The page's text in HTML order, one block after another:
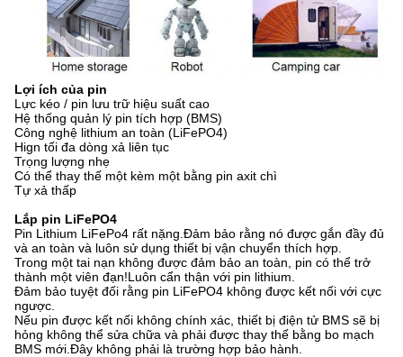
Lợi ích của pin
Lực kéo / pin lưu trữ hiệu suất cao
Hệ thống quản lý pin tích hợp (BMS)
Công nghệ lithium an toàn (LiFePO4)
Hign tối đa dòng xả liên tục
Trọng lượng nhẹ
Có thể thay thế một kèm một bằng pin axit chì
Tự xả thấp
Lắp pin LiFePO4
Pin Lithium LiFePo4 rất nặng.Đảm bảo rằng nó được gắn đầy đủ
và an toàn và luôn sử dụng thiết bị vận chuyển thích hợp.
Trong một tai nạn không được đảm bảo an toàn, pin có thể trở
thành một viên đạn!Luôn cẩn thận với pin lithium.
Đảm bảo tuyệt đối rằng pin LiFePO4 không được kết nối với cực
ngược.
Nếu pin được kết nối không chính xác, thiết bị điện tử BMS sẽ bị
hỏng không thể sửa chữa và phải được thay thế bằng bo mạch
BMS mới.Đây không phải là trường hợp bảo hành.